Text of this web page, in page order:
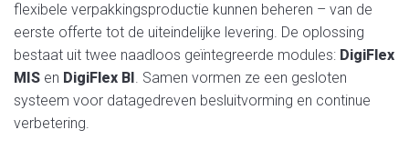
flexibele verpakkingsproductie kunnen beheren – van de
eerste offerte tot de uiteindelijke levering. De oplossing
bestaat uit twee naadloos geïntegreerde modules: DigiFlex
MIS en DigiFlex BI . Samen vormen ze een gesloten
systeem voor datagedreven besluitvorming en continue
verbetering.